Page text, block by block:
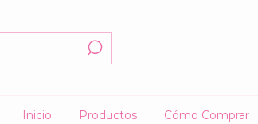
Inicio Productos Cómo Comprar